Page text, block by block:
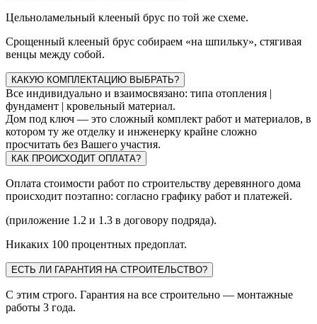
Цельноламельный клееный брус по той же схеме.
Срощенный клееный брус собираем «на шпильку», стягивая
венцы между собой.
КАКУЮ КОМПЛЕКТАЦИЮ ВЫБРАТЬ?
Все индивидуально и взаимосвязано: типа отопления |
фундамент | кровельный материал.
Дом под ключ — это сложный комплект работ и материалов, в
котором ту же отделку и инженерку крайне сложно
просчитать без Вашего участия.
КАК ПРОИСХОДИТ ОПЛАТА?
Оплата стоимости работ по строительству деревянного дома
происходит поэтапно: согласно графику работ и платежей.
(приложение 1.2 и 1.3 в договору подряда).
Никаких 100 процентных предоплат.
ЕСТЬ ЛИ ГАРАНТИЯ НА СТРОИТЕЛЬСТВО?
С этим строго. Гарантия на все строительно — монтажные
работы 3 года.